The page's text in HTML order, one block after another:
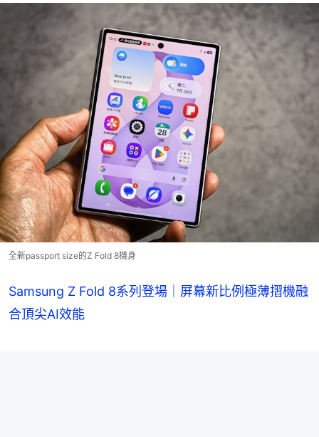
全新passport size的Z Fold 8機身
Samsung Z Fold 8系列登場｜屏幕新比例極薄摺機融
合頂尖AI效能